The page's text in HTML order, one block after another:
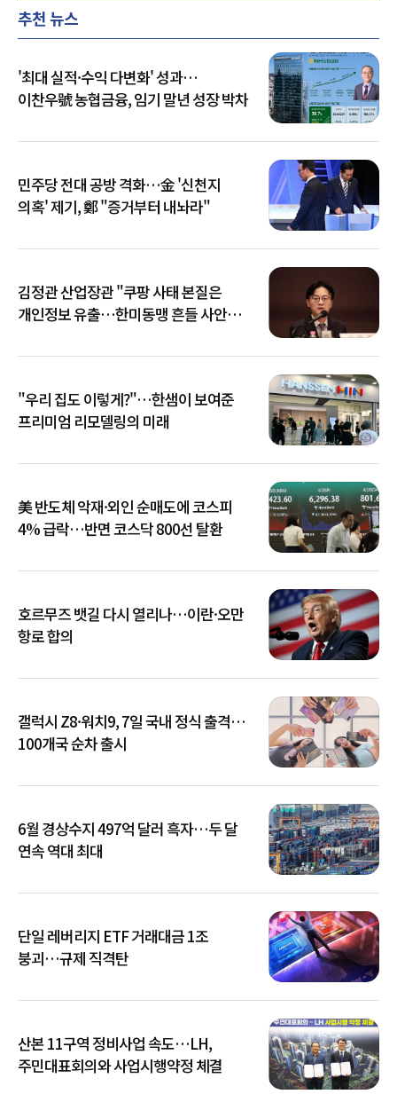
추천 뉴스
'최대 실적·수익 다변화' 성과…
이찬우號 농협금융, 임기 말년 성장 박차
민주당 전대 공방 격화…金 '신천지
의혹' 제기, 鄭 "증거부터 내놔라"
김정관 산업장관 "쿠팡 사태 본질은
개인정보 유출…한미동맹 흔들 사안
"우리 집도 이렇게?"…한샘이 보여준
프리미엄 리모델링의 미래
美 반도체 악재·외인 순매도에 코스피
4% 급락…반면 코스닥 800선 탈환
호르무즈 뱃길 다시 열리나…이란·오만
항로 합의
갤럭시 Z8·워치9, 7일 국내 정식 출격…
100개국 순차 출시
6월 경상수지 497억 달러 흑자…두 달
연속 역대 최대
단일 레버리지 ETF 거래대금 1조
붕괴…규제 직격탄
산본 11구역 정비사업 속도…LH,
주민대표회의와 사업시행약정 체결